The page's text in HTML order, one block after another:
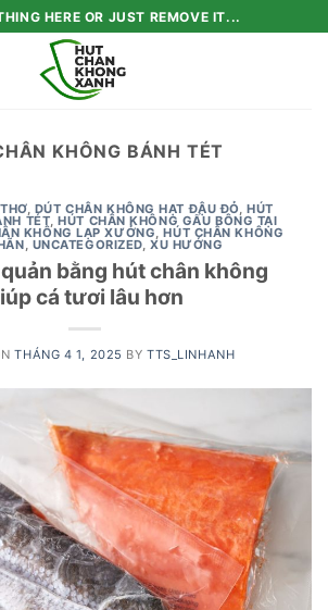
HERE OR JUST REMOVE IT...
KHÔNG BÁNH TÉT
, DÚT CHÂN KHÔNG HẠT ĐẬU ĐỎ,HÚT
TÉT,HÚT CHÂN KHÔNG GẤU BÔNG TẠI
KHÔNG LẠP XƯỞNG,HÚT CHÂN KHÔNG
, UNCATEGORIZED,XU HƯỚNG
bằng hút chân không
cá tươi lâu hơn
THÁNG 4 1, 2025 BYTTS_LINHANH